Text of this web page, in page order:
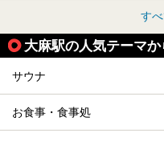
す
大麻駅の人気テーマ
サウナ
お食事・食事処